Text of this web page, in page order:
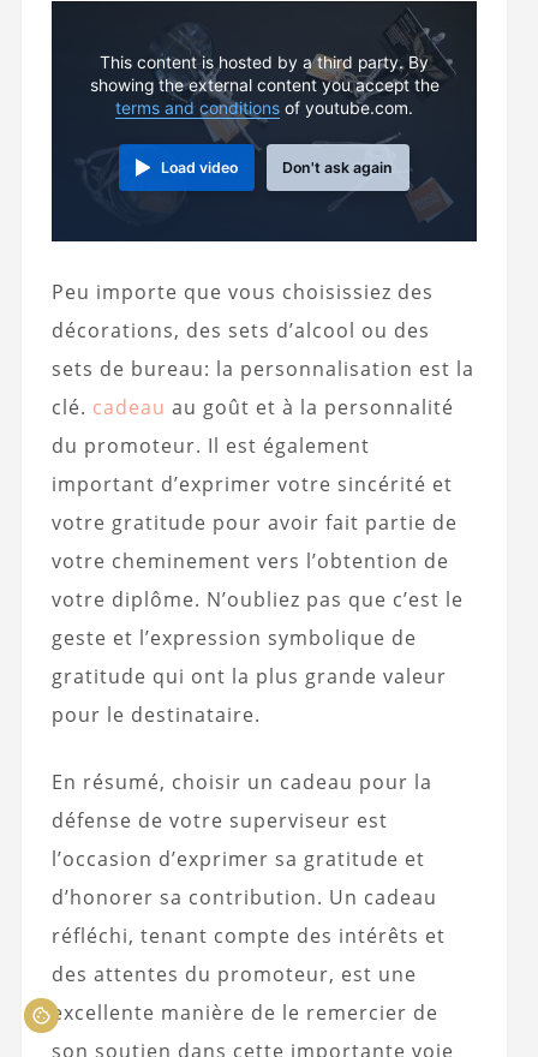
This content is hosted by a third party. By
showing the external content you accept the
terms and conditions of youtube.com.
Load video Don't ask again
Peu importe que vous choisissiez des
décorations, des sets d’alcool ou des
sets de bureau: la personnalisation est la
clé. cadeau au goût et à la personnalité
du promoteur. Il est également
important d’exprimer votre sincérité et
votre gratitude pour avoir fait partie de
votre cheminement vers l’obtention de
votre diplôme. N’oubliez pas que c’est le
geste et l’expression symbolique de
gratitude qui ont la plus grande valeur
pour le destinataire.
En résumé, choisir un cadeau pour la
défense de votre superviseur est
l’occasion d’exprimer sa gratitude et
d’honorer sa contribution. Un cadeau
réfléchi, tenant compte des intérêts et
des attentes du promoteur, est une
excellente manière de le remercier de
son soutien dans cette importante voie